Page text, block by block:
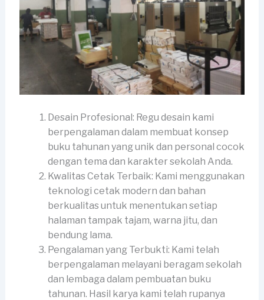
Desain Profesional: Regu desain kami
berpengalaman dalam membuat konsep
buku tahunan yang unik dan personal cocok
dengan tema dan karakter sekolah Anda.
Kwalitas Cetak Terbaik: Kami menggunakan
teknologi cetak modern dan bahan
berkualitas untuk menentukan setiap
halaman tampak tajam, warna jitu, dan
bendung lama.
Pengalaman yang Terbukti: Kami telah
berpengalaman melayani beragam sekolah
dan lembaga dalam pembuatan buku
tahunan. Hasil karya kami telah rupanya